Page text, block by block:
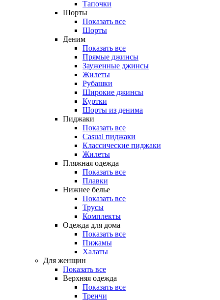
Тапочки
Шорты
Показать все
Шорты
Деним
Показать все
Прямые джинсы
Зауженные джинсы
Жилеты
Рубашки
Широкие джинсы
Куртки
Шорты из денима
Пиджаки
Показать все
Casual пиджаки
Классические пиджаки
Жилеты
Пляжная одежда
Показать все
Плавки
Нижнее белье
Показать все
Трусы
Комплекты
Одежда для дома
Показать все
Пижамы
Халаты
Для женщин
Показать все
Верхняя одежда
Показать все
Тренчи